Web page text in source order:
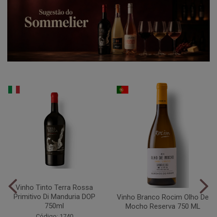
Vinho Tinto Terra Rossa
Primitivo Di Manduria DOP
750ml
Vinho Branco Rocim Olho De
Mocho Reserva 750 ML